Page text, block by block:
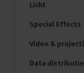
Licht
Special Effects
Video &
Data distributie